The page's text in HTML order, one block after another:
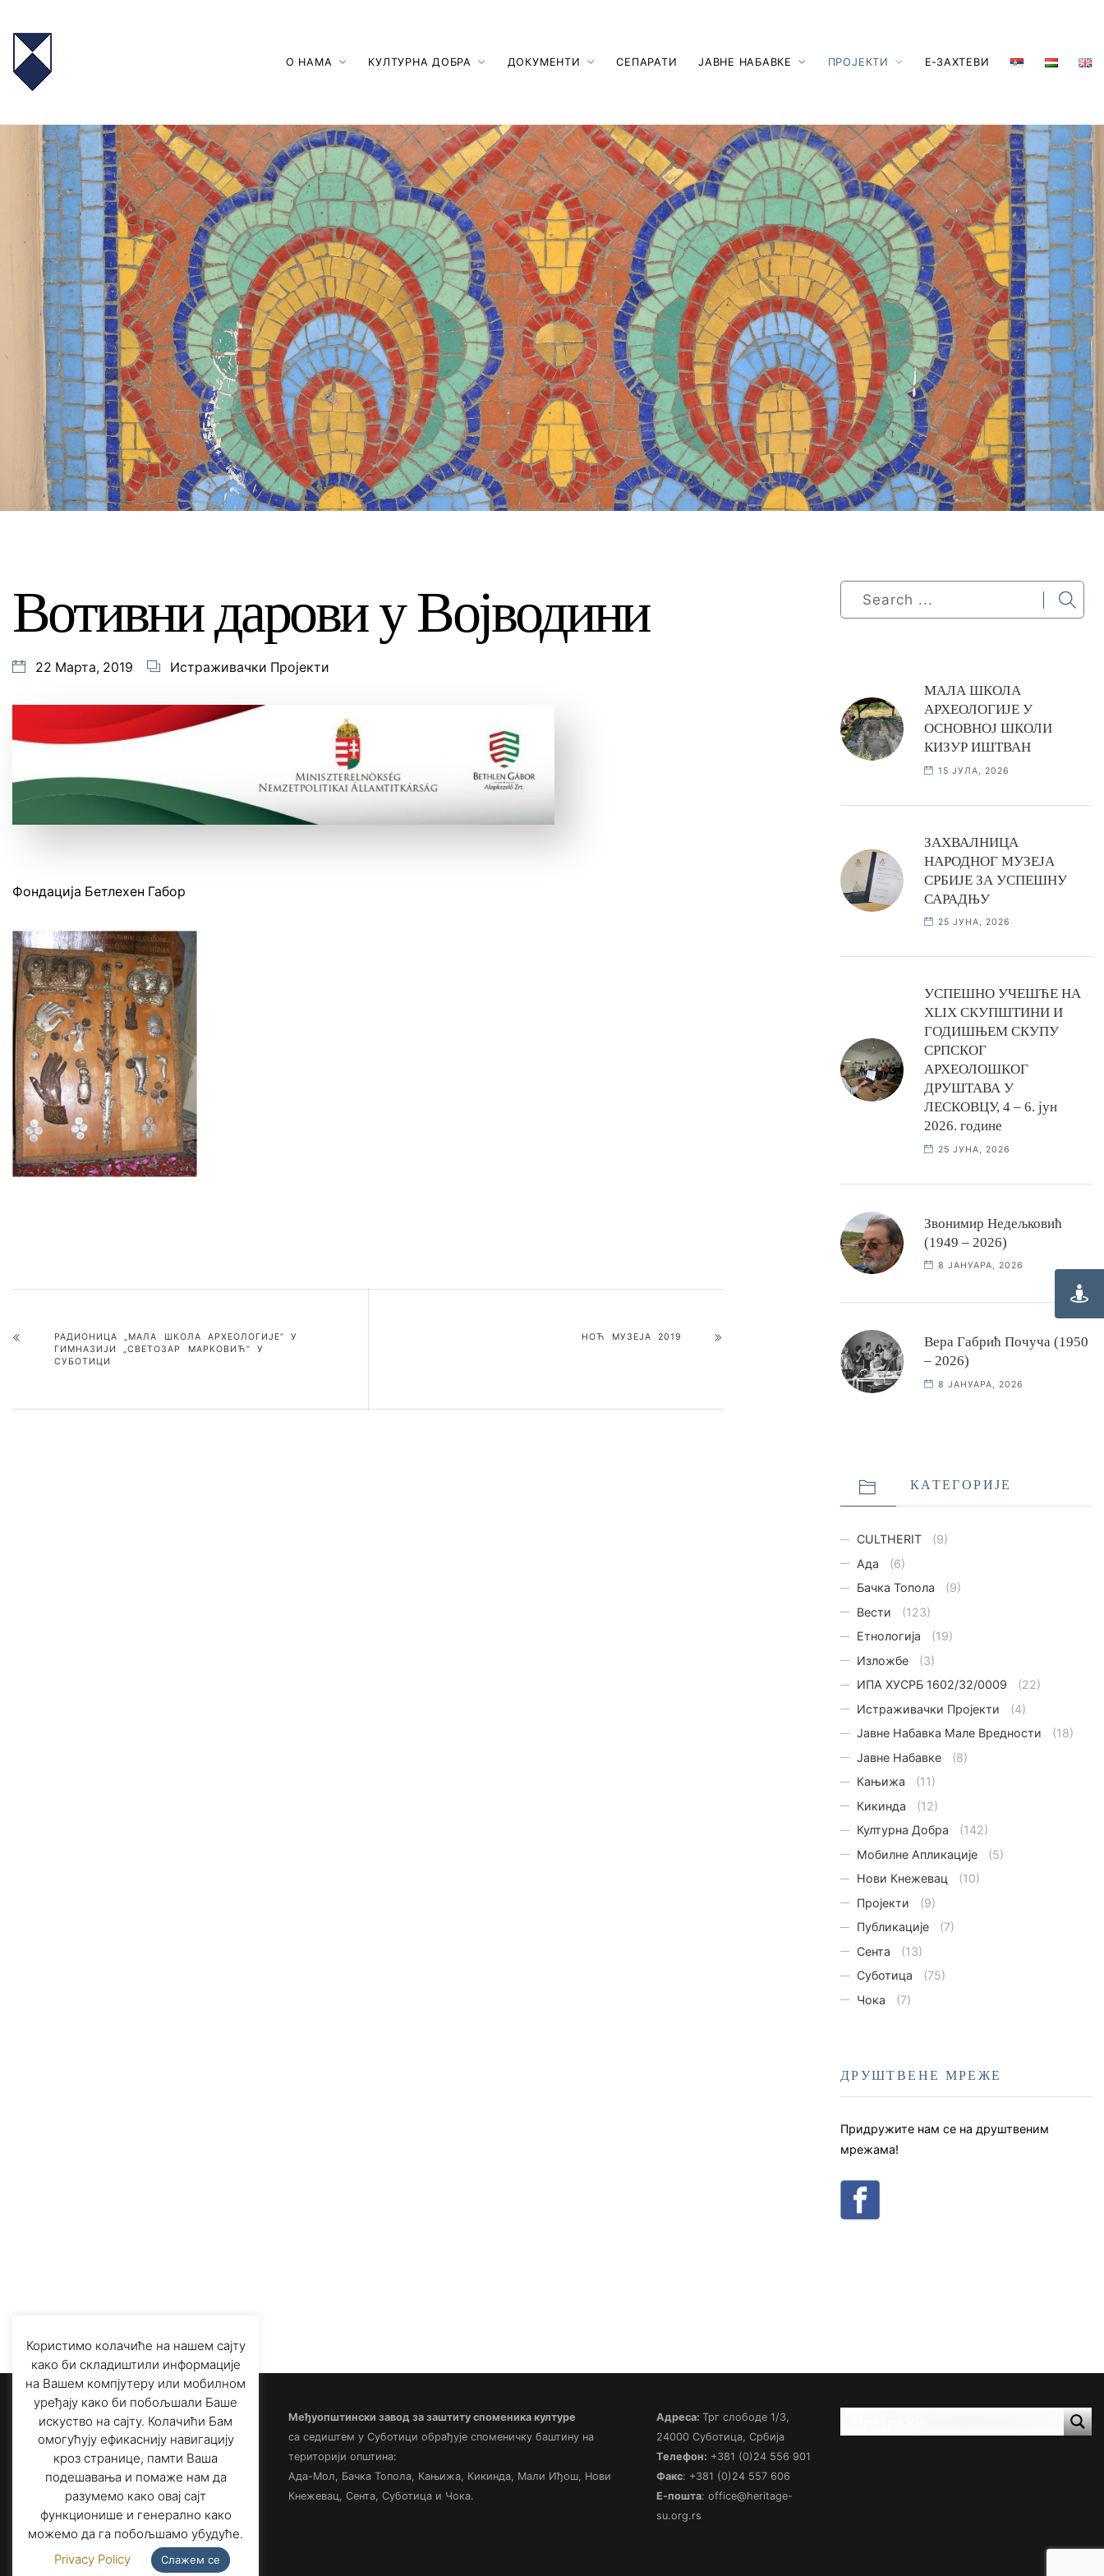
О НАМА КУЛТУРНА ДОБРА ДОКУМЕНТИ СЕПАРАТИ ЈАВНЕ НАБАВКЕ ПРОЈЕКТИ Е-ЗАХТЕВИ
Вотивни дарови у Војводини
22 Марта, 2019 Истраживачки Пројекти
Фондација Бетлехен Габор
РАДИОНИЦА „МАЛА ШКОЛА АРХЕОЛОГИЈЕ“ У
ГИМНАЗИЈИ „СВЕТОЗАР МАРКОВИЋ“ У
СУБОТИЦИ
НОЋ МУЗЕЈА 2019
МАЛА ШКОЛА
АРХЕОЛОГИЈЕ У
ОСНОВНОЈ ШКОЛИ
КИЗУР ИШТВАН
15 ЈУЛА, 2026
ЗАХВАЛНИЦА
НАРОДНОГ МУЗЕЈА
СРБИЈЕ ЗА УСПЕШНУ
САРАДЊУ
25 ЈУНА, 2026
УСПЕШНО УЧЕШЋЕ НА
XLIX СКУПШТИНИ И
ГОДИШЊЕМ СКУПУ
СРПСКОГ
АРХЕОЛОШКОГ
ДРУШТАВА У
ЛЕСКОВЦУ, 4 – 6. јун
2026. године
25 ЈУНА, 2026
Звонимир Недељковић
(1949 – 2026)
8 ЈАНУАРА, 2026
Вера Габрић Почуча (1950
– 2026)
8 ЈАНУАРА, 2026
КАТЕГОРИЈЕ
CULTHERIT
(9)
Ада
(6)
Бачка Топола
(9)
Вести
(123)
Етнологијa
(19)
Изложбе
(3)
ИПА ХУСРБ 1602/32/0009
(22)
Истраживачки Пројекти
(4)
Јавне Набавка Мале Вредности
(18)
Јавне Набавке
(8)
Кањижа
(11)
Кикинда
(12)
Културна Добра
(142)
Мобилне Апликације
(5)
Нови Кнежевац
(10)
Пројекти
(9)
Публикације
(7)
Сента
(13)
Суботица
(75)
Чока
(7)
ДРУШТВЕНЕ МРЕЖЕ
Придружите нам се на друштвеним
мрежама!
Међуопштински завод за заштиту споменика културе
са седиштем у Суботици обрађује споменичку баштину на
територији општина:
Ада-Мол, Бачка Топола, Кањижа, Кикинда, Мали Иђош, Нови
Кнежевац, Сента, Суботица и Чока.
Адреса: Трг слободе 1/3,
24000 Суботица, Србија
Телефон: +381 (0)24 556 901
Факс: +381 (0)24 557 606
Е-пошта: office@heritage-
su.org.rs
Користимо колачиће на нашем сајту
како би складиштили информације
на Вашем компјутеру или мобилном
уређају како би побољшали Баше
искуство на сајту. Колачићи Бам
омогућују ефикаснију навигацију
кроз странице, памти Ваша
подешавања и помаже нам да
разумемо како овај сајт
функционише и генерално како
можемо да га побољшамо убудуће.
Privacy Policy
Слажем се